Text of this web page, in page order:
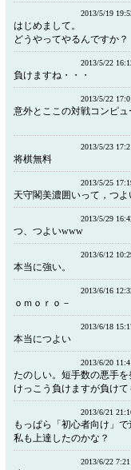
2013/5/19
はじめまして。
どうやってやるんですか？
2013/5/22
負けますね・・・
2013/5/22 17:0
意外とここの対戦コンピ
2013/5/23 17:2
将棋無料
2013/5/25
天守閣美濃囲いって，つ
2013/5/29
つ、つよいwww
2013/6/12
本当に強い。
2013/6/16
ｏｍｏｒｏ－
2013/6/18
本当につよい
2013/6/20
たのしい。短手数の悪手を
けっこう負けますが負け
2013/6/21
もっぱら「初心者向け」
私も上達したのかな？
2013/6/22 7:21